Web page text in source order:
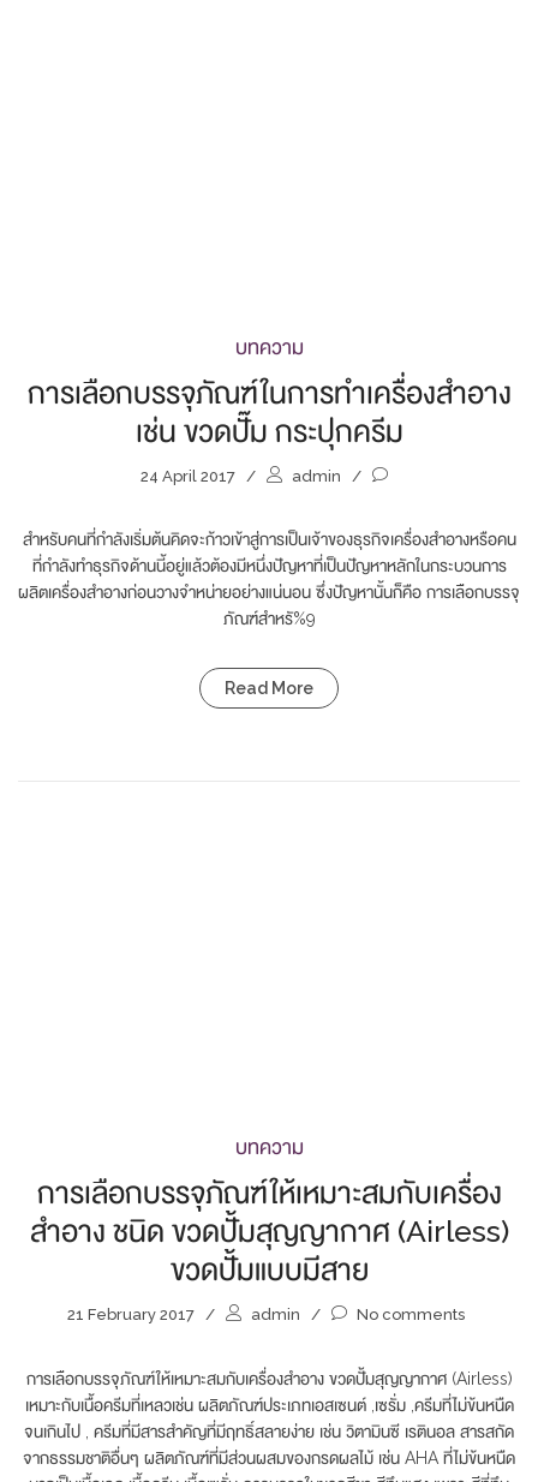
บทความ
การเลือกบรรจุภัณฑ์ในการทำเครื่องสำอาง
เช่น ขวดปั๊ม กระปุกครีม
24 April 2017 / admin /
สำหรับคนที่กำลังเริ่มต้นคิดจะก้าวเข้าสู่การเป็นเจ้าของธุรกิจเครื่องสำอางหรือคน
ที่กำลังทำธุรกิจด้านนี้อยู่แล้วต้องมีหนึ่งปัญหาที่เป็นปัญหาหลักในกระบวนการ
ผลิตเครื่องสำอางก่อนวางจำหน่ายอย่างแน่นอน ซึ่งปัญหานั้นก็คือ การเลือกบรรจุ
ภัณฑ์สำหรั%9
Read More
บทความ
การเลือกบรรจุภัณฑ์ให้เหมาะสมกับเครื่อง
สำอาง ชนิด ขวดปั้มสุญญากาศ (Airless)
ขวดปั้มแบบมีสาย
21 February 2017 / admin / No comments
การเลือกบรรจุภัณฑ์ให้เหมาะสมกับเครื่องสำอาง ขวดปั้มสุญญากาศ (Airless)
เหมาะกับเนื้อครีมที่เหลวเช่น ผลิตภัณฑ์ประเภทเอสเซนต์ ,เซรั่ม ,ครีมที่ไม่ข้นหนืด
จนเกินไป , ครีมที่มีสารสำคัญที่มีฤทธิ์สลายง่าย เช่น วิตามินซี เรตินอล สารสกัด
จากธรรมชาติอื่นๆ ผลิตภัณฑ์ที่มีส่วนผสมของกรดผลไม้ เช่น AHA ที่ไม่ข้นหนืด